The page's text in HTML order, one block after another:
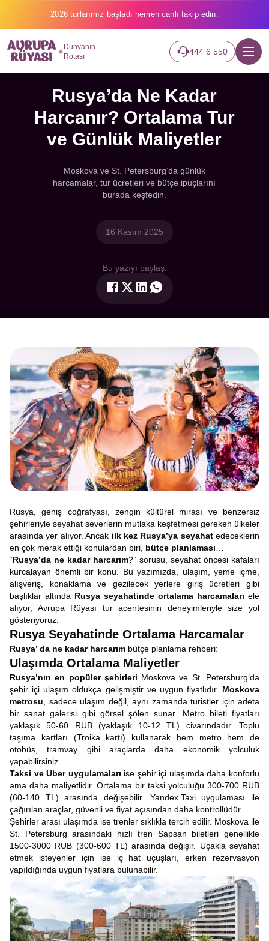
2026 turlarımız başladı hemen canlı takip edin.
Dünyanın
Rotası
444 6 550
Rusya’da Ne Kadar
Harcanır? Ortalama Tur
ve Günlük Maliyetler
Moskova ve St. Petersburg’da günlük
harcamalar, tur ücretleri ve bütçe ipuçlarını
burada keşfedin.
16 Kasım 2025
Bu yazıyı paylaş:
Rusya, geniş coğrafyası, zengin kültürel mirası ve benzersiz
şehirleriyle seyahat severlerin mutlaka keşfetmesi gereken ülkeler
arasında yer alıyor. Ancak ilk kez Rusya’ya seyahatedeceklerin
en çok merak ettiği konulardan biri, bütçe planlaması
“Rusya’da ne kadar harcarım?” sorusu, seyahat öncesi kafaları
kurcalayan önemli bir konu. Bu yazımızda, ulaşım, yeme içme,
alışveriş, konaklama ve gezilecek yerlere giriş ücretleri gibi
başlıklar altında Rusya seyahatinde ortalama harcamaları ele
alıyor, Avrupa Rüyası tur acentesinin deneyimleriyle size yol
gösteriyoruz.
Rusya Seyahatinde Ortalama Harcamalar
Rusya’ da ne kadar harcarım bütçe planlama rehberi:
Ulaşımda Ortalama Maliyetler
Rusya’nın en popüler şehirleri Moskova ve St. Petersburg’da
şehir içi ulaşım oldukça gelişmiştir ve uygun fiyatlıdır. Moskova
metrosu , sadece ulaşım değil, aynı zamanda turistler için adeta
bir sanat galerisi gibi görsel şölen sunar. Metro bileti fiyatları
yaklaşık 50-60 RUB (yaklaşık 10-12 TL) civarındadır. Toplu
taşıma kartları (Troika kartı) kullanarak hem metro hem de
otobüs, tramvay gibi araçlarda daha ekonomik yolculuk
yapabilirsiniz.
Taksi ve Uber uygulamaları ise şehir içi ulaşımda daha konforlu
ama daha maliyetlidir. Ortalama bir taksi yolculuğu 300-700 RUB
(60-140 TL) arasında değişebilir. Yandex.Taxi uygulaması ile
çağırılan araçlar, güvenli ve fiyat açısından daha kontrollüdür.
Şehirler arası ulaşımda ise trenler sıklıkla tercih edilir. Moskova ile
St. Petersburg arasındaki hızlı tren Sapsan biletleri genellikle
1500-3000 RUB (300-600 TL) arasında değişir. Uçakla seyahat
etmek isteyenler için ise iç hat uçuşları, erken rezervasyon
yapıldığında uygun fiyatlara bulunabilir.